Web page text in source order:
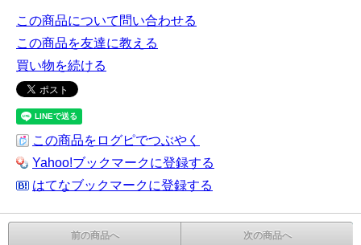
この商品について問い合わせる
この商品を友達に教える
買い物を続ける
この商品をログピでつぶやく
Yahoo!ブックマークに登録する
はてなブックマークに登録する
前の商品へ 次の商品へ